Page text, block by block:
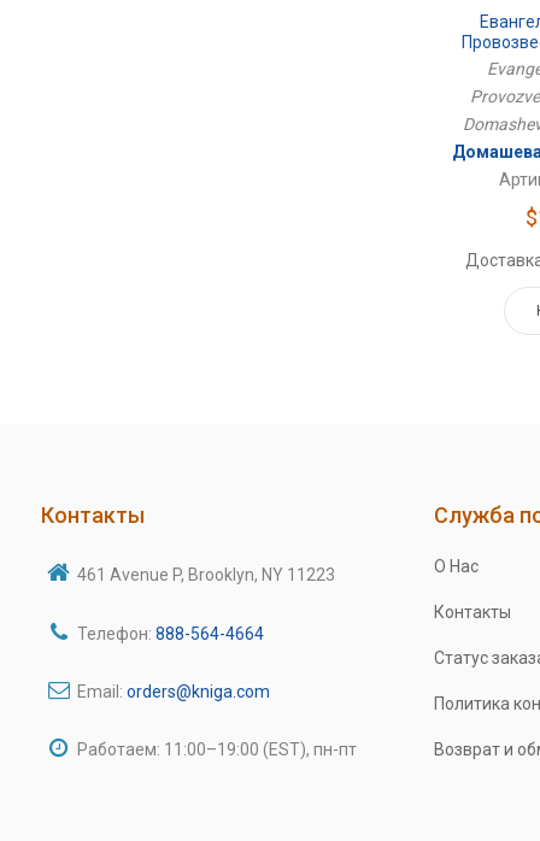
Контакты
461 Avenue P, Brooklyn, NY 11223
Телефон: 888-564-4664
Email: orders@kniga.com
Работаем: 11:00–19:00 (EST), пн-пт
Служба
О Нас
Контакты
Статус
Политика
Возврат и